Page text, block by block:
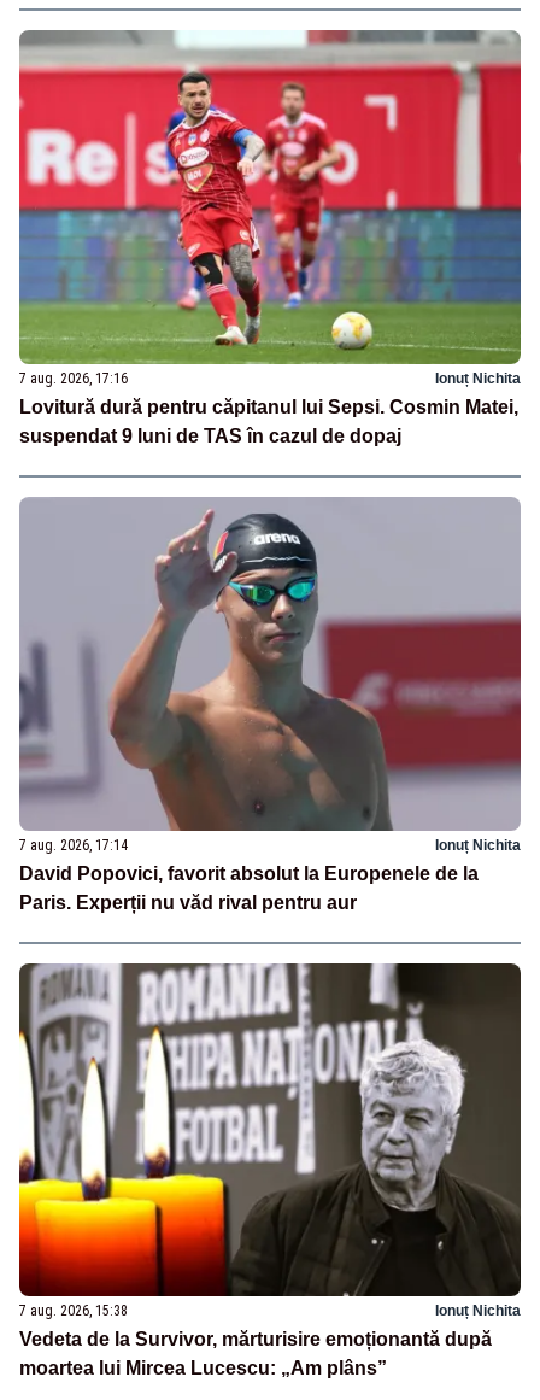
7 aug. 2026, 17:16 Ionuț Nichita
Lovitură dură pentru căpitanul lui Sepsi. Cosmin Matei,
suspendat 9 luni de TAS în cazul de dopaj
7 aug. 2026, 17:14 Ionuț Nichita
David Popovici, favorit absolut la Europenele de la
Paris. Experții nu văd rival pentru aur
7 aug. 2026, 15:38 Ionuț Nichita
Vedeta de la Survivor, mărturisire emoționantă după
moartea lui Mircea Lucescu: „Am plâns”